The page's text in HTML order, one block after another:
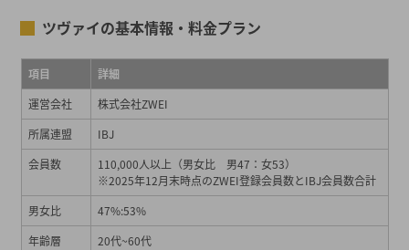
ツヴァイの基本情報・料金プラン
項目
詳細
運営会社
株式会社ZWEI
所属連盟
IBJ
会員数
110,000人以上（男女比 男47：女53）
※2025年12月末時点のZWEI登録会員数とIBJ会員数合計
男女比
47%:53%
年齢層
20代~60代